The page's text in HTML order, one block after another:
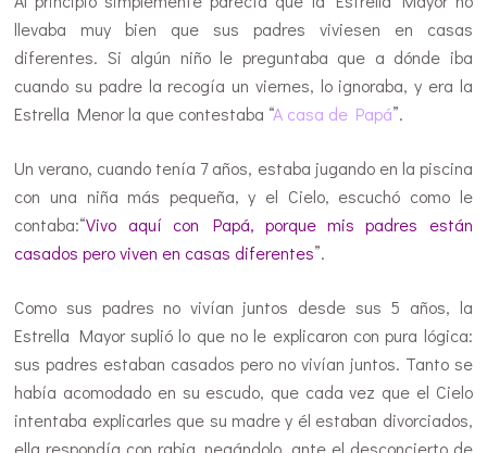
llevaba muy bien que sus padres viviesen en casas
diferentes. Si algún niño le preguntaba que a dónde iba
cuando su padre la recogía un viernes, lo ignoraba, y era la
Estrella Menor la que contestaba “A casa de Papá”.
Un verano, cuando tenía 7 años, estaba jugando en la piscina
con una niña más pequeña, y el Cielo, escuchó como le
contaba:“Vivo aquí con Papá, porque mis padres están
casados pero viven en casas diferentes”.
Como sus padres no vivían juntos desde sus 5 años, la
Estrella Mayor suplió lo que no le explicaron con pura lógica:
sus padres estaban casados pero no vivían juntos. Tanto se
había acomodado en su escudo, que cada vez que el Cielo
intentaba explicarles que su madre y él estaban divorciados,
ella respondía con rabia, negándolo, ante el desconcierto de